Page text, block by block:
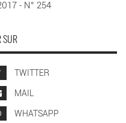
- N° 254
SUR
TWITTER
MAIL
WHATSAPP